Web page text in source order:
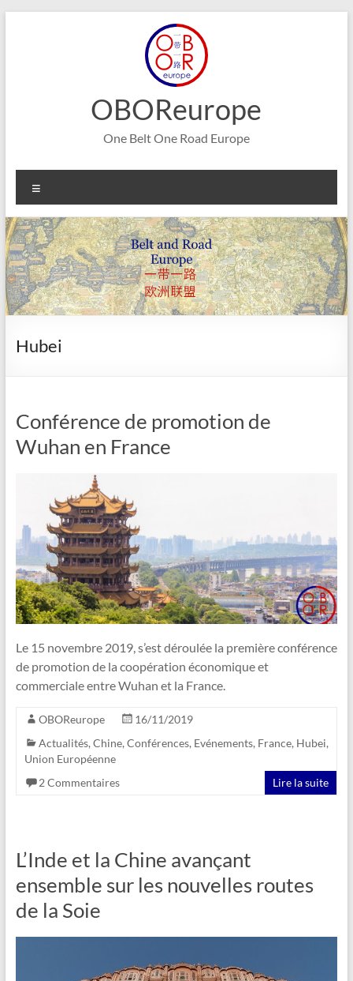
OBOReurope
One Belt One Road Europe
Hubei
Conférence de promotion de
Wuhan en France
Le 15 novembre 2019, s’est déroulée la première conférence
de promotion de la coopération économique et
commerciale entre Wuhan et la France.
OBOReurope
16/11/2019
Actualités, Chine, Conférences, Evénements, France, Hubei,
Union Européenne
2 Commentaires
Lire la suite
L’Inde et la Chine avançant
ensemble sur les nouvelles routes
de la Soie